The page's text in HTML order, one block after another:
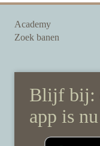
Academy
Zoek banen
Onze auteurs
Over HRMorgen